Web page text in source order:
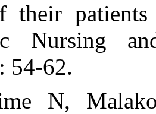
care of their
Holistic
23(69): 54-62.
6. Chime N,